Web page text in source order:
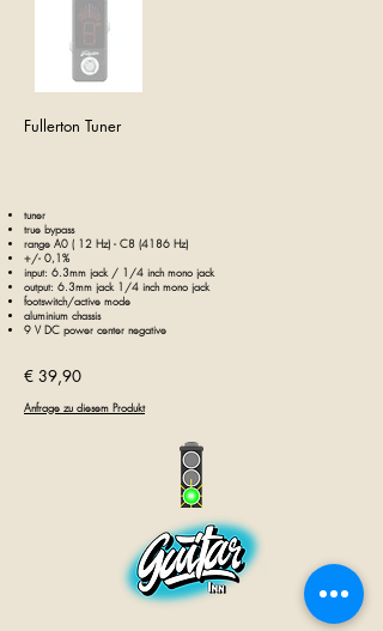
Fullerton Tuner
tuner
true bypass
range A0 ( 12 Hz) - C8 (4186 Hz)
+/- 0,1%
input: 6.3mm jack / 1/4 inch mono jack
output: 6.3mm jack 1/4 inch mono jack
footswitch/active mode
aluminium chassis
9 V DC power center negative
€ 39,90
Anfrage zu diesem Produkt